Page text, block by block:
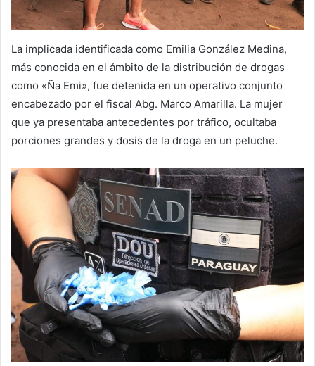
La implicada identificada como Emilia González Medina,
más conocida en el ámbito de la distribución de drogas
como «Ña Emi», fue detenida en un operativo conjunto
encabezado por el fiscal Abg. Marco Amarilla. La mujer
que ya presentaba antecedentes por tráfico, ocultaba
porciones grandes y dosis de la droga en un peluche.